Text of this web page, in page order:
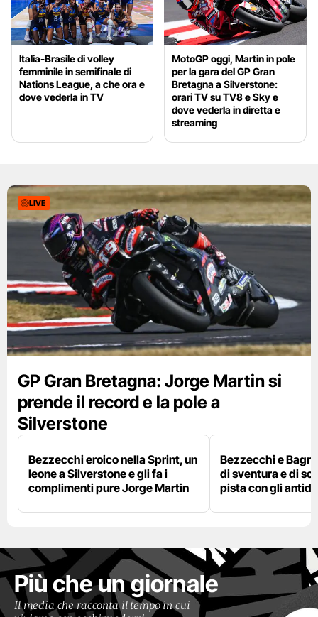
Italia-Brasile di volley
femminile in semifinale di
Nations League, a che ora e
dove vederla in TV
MotoGP oggi, Martin in pole
per la gara del GP Gran
Bretagna a Silverstone:
orari TV su TV8 e Sky e
dove vederla in diretta e
streaming
LIVE
GP Gran Bretagna: Jorge Martin si
prende il record e la pole a
Silverstone
Bezzecchi eroico nella Sprint, un
leone a Silverstone e gli fa i
complimenti pure Jorge Martin
Bezzecchi e
di sventura e di
pista con gli
Più che un giornale
Il media che racconta il tempo in cui